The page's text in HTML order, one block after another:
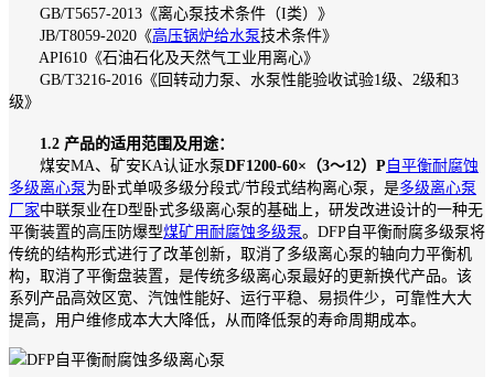
GB/T5657-2013《离心泵技术条件（I类）》
JB/T8059-2020《高压锅炉给水泵技术条件》
API610《石油石化及天然气工业用离心》
GB/T3216-2016《回转动力泵、水泵性能验收试验1级、2级和3
级》
1.2 产品的适用范围及用途：
煤安MA、矿安KA认证水泵DF1200-60×（3～12）P 自平衡耐腐蚀
多级离心泵 为卧式单吸多级分段式/节段式结构离心泵，是多级离心泵
厂家中联泵业在D型卧式多级离心泵的基础上，研发改进设计的一种无
平衡装置的高压防爆型煤矿用耐腐蚀多级泵。DFP自平衡耐腐多级泵将
传统的结构形式进行了改革创新，取消了多级离心泵的轴向力平衡机
构，取消了平衡盘装置，是传统多级离心泵最好的更新换代产品。该
系列产品高效区宽、汽蚀性能好、运行平稳、易损件少，可靠性大大
提高，用户维修成本大大降低，从而降低泵的寿命周期成本。